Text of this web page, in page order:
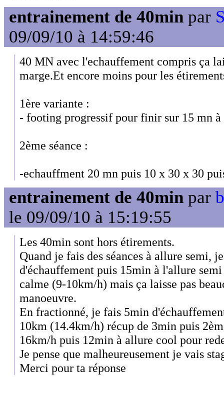
entrainement de 40min par
09/09/10 à 14:59:46
40 MN avec l'echauffement compris ça
marge.Et encore moins pour les
1ère variante :
- footing progressif pour finir sur 15 mn
2ème séance :
-echauffment 20 mn puis 10 x 30 x 30
entrainement de 40min par
le 09/09/10 à 15:19:55
Les 40min sont hors étirements.
Quand je fais des séances à allure semi,
d'échauffement puis 15min à l'allure
calme (9-10km/h) mais ça laisse pas
manoeuvre.
En fractionné, je fais 5min
10km (14.4km/h) récup de 3min puis
16km/h puis 12min à allure cool pour
Je pense que malheureusement je vais
Merci pour ta réponse